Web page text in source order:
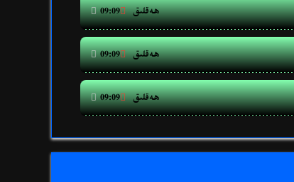
 09:09 ھەقلىق
 09:09 ھەقلىق
 09:09 ھەقلىق